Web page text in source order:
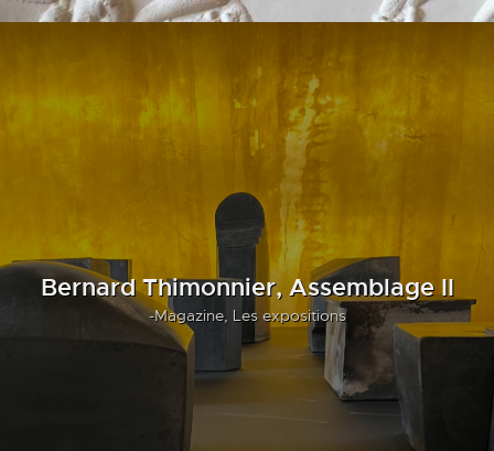
Bernard Thimonnier, Assemblage II
-Magazine, Les expositions